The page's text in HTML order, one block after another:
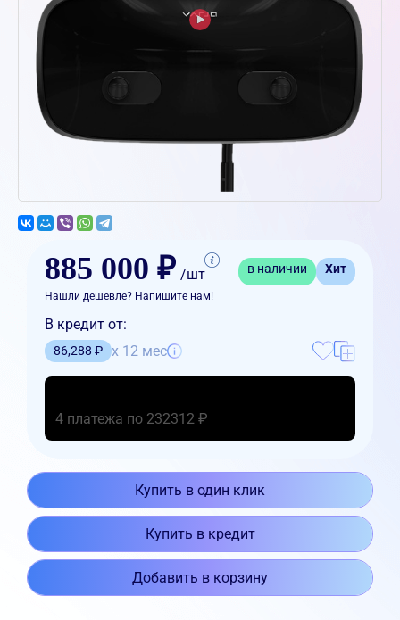
885 000 ₽ /шт в наличии Хит
Нашли дешевле? Напишите нам!
В кредит от:
86,288 ₽ x 12 мес
4 платежа по 232312 ₽
Купить в один клик
Купить в кредит
Добавить в корзину